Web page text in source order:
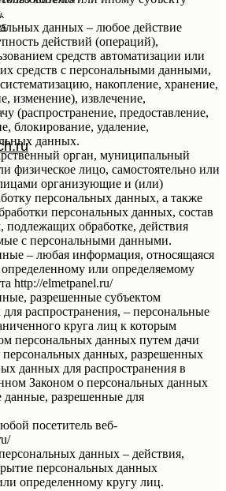
данных – любое действие
действий (операций),
средств автоматизации или
средств с персональными данными,
накопление, хранение,
изменение), извлечение,
(распространение, предоставление,
блокирование, удаление,
данных.
орган, муниципальный
физическое лицо, самостоятельно или
организующие и (или)
персональных данных, а также
персональных данных, состав
обработке, действия
с персональными данными.
– любая информация, относящаяся
или определяемому
http://elmetpanel.ru/
разрешенные субъектом
распространения, – персональные
круга лиц к которым
персональных данных путем дачи
персональных данных, разрешенных
данных для распространения в
Законом о персональных данных
данные, разрешенные для
посетитель веб-
данных – действия,
персональных данных
определенному кругу лиц.